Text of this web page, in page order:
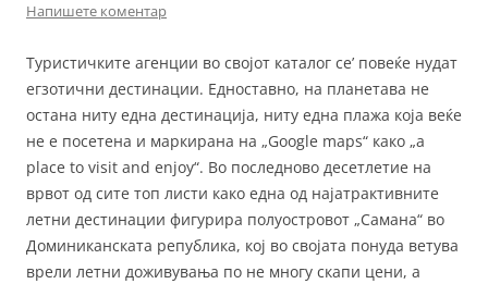
Напишете коментар
Туристичките агенции во својот каталог се’ повеќе нудат
егзотични дестинации. Едноставно, на планетава не
остана ниту една дестинација, ниту една плажа која веќе
не е посетена и маркирана на „Google maps“ како „a
place to visit and enjoy“. Во последново десетлетие на
врвот од сите топ листи како една од најатрактивните
летни дестинации фигурира полуостровот „Самана“ во
Доминиканската република, кој во својата понуда ветува
врели летни доживувања по не многу скапи цени, a